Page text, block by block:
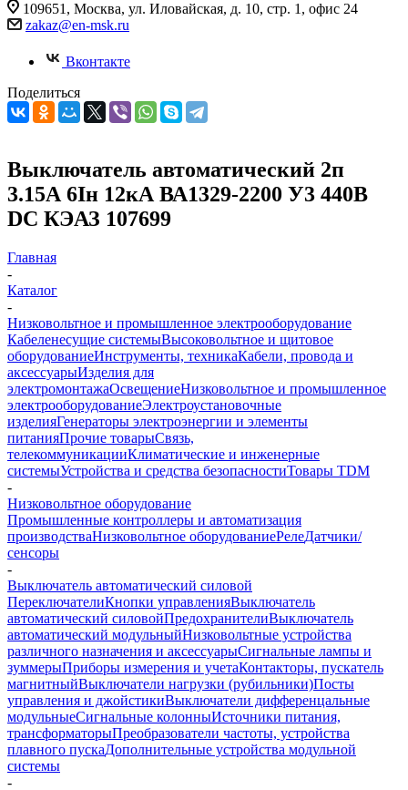
109651, Москва, ул. Иловайская, д. 10, стр. 1, офис 24
zakaz@en-msk.ru
Вконтакте
Поделиться
Выключатель автоматический 2п
3.15А 6Iн 12кА ВА1329-2200 У3 440В
DC КЭАЗ 107699
Главная
-
Каталог
-
Низковольтное и промышленное электрооборудование
Кабеленесущие системыВысоковольтное и щитовое
оборудованиеИнструменты, техникаКабели, провода и
аксессуарыИзделия для
электромонтажаОсвещениеНизковольтное и промышленное
электрооборудованиеЭлектроустановочные
изделияГенераторы электроэнергии и элементы
питанияПрочие товарыСвязь,
телекоммуникацииКлиматические и инженерные
системыУстройства и средства безопасностиТовары TDM
-
Низковольтное оборудование
Промышленные контроллеры и автоматизация
производстваНизковольтное оборудованиеРелеДатчики/
сенсоры
-
Выключатель автоматический силовой
ПереключателиКнопки управленияВыключатель
автоматический силовойПредохранителиВыключатель
автоматический модульныйНизковольтные устройства
различного назначения и аксессуарыСигнальные лампы и
зуммерыПриборы измерения и учетаКонтакторы, пускатель
магнитныйВыключатели нагрузки (рубильники)Посты
управления и джойстикиВыключатели дифференцальные
модульныеСигнальные колонныИсточники питания,
трансформаторыПреобразователи частоты, устройства
плавного пускаДополнительные устройства модульной
системы
-